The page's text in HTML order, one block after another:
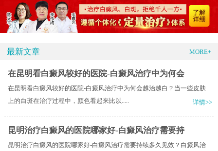
最新文章 MORE+
在昆明看白癜风较好的医院-白癜风治疗中为何会
在昆明看白癜风较好的医院-白癜风治疗中为何会越治越白？当一些皮肤
上的白斑在治疗过程中，颜色看起来比以.....
详情>>
昆明治疗白癜风的医院哪家好-白癜风治疗需要持
昆明治疗白癜风的医院哪家好-白癜风治疗需要持续多久见效？白癜风治